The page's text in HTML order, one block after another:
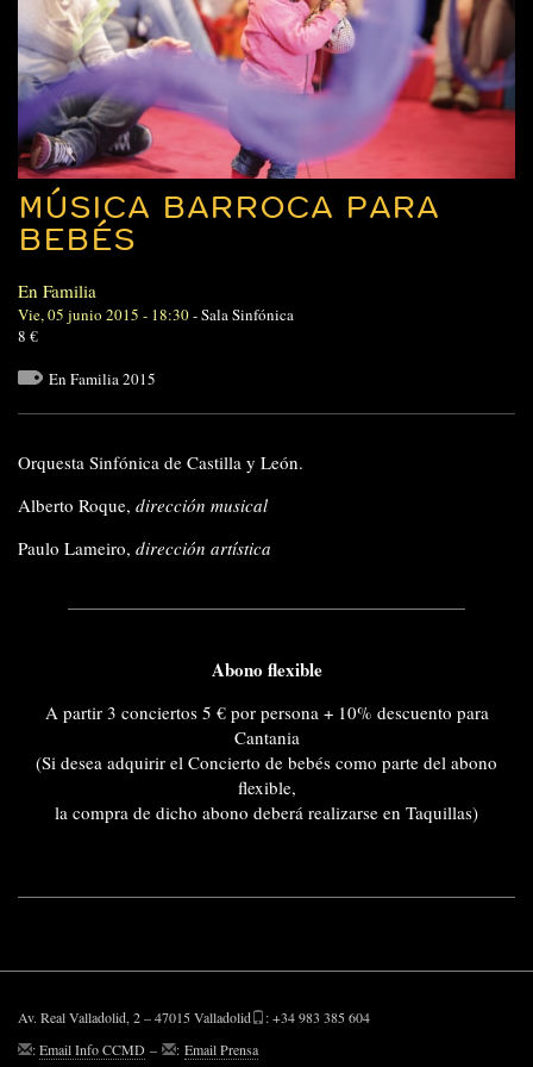
MÚSICA BARROCA PARA
BEBÉS
En Familia
Vie, 05 junio 2015 - 18:30-Sala Sinfónica
8 €
En Familia 2015
Orquesta Sinfónica de Castilla y León.
Alberto Roque, dirección musical
Paulo Lameiro, dirección artística
Abono flexible
A partir 3 conciertos 5 € por persona + 10% descuento para
Cantania
(Si desea adquirir el Concierto de bebés como parte del abono
flexible,
la compra de dicho abono deberá realizarse en Taquillas)
Av. Real Valladolid, 2 – 47015 Valladolid
: +34 983 385 604
:Email Info CCMD – : Email Prensa